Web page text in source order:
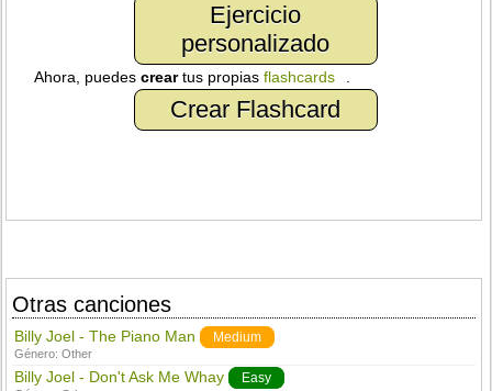
Ejercicio
personalizado
Ahora, puedescreartus propiasflashcards
Crear Flashcard
Otras canciones
Billy Joel - The Piano Man Medium
Género:Other
Billy Joel - Don't Ask Me Whay Easy